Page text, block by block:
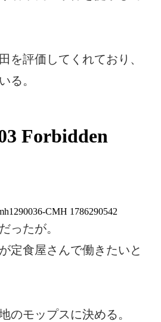
を評価してくれており、
る。
ったが。
定食屋さんで働きたいと
のモップスに決める。